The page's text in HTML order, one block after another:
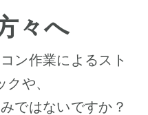
々へ
ン作業によるスト
クや、
ではないですか？